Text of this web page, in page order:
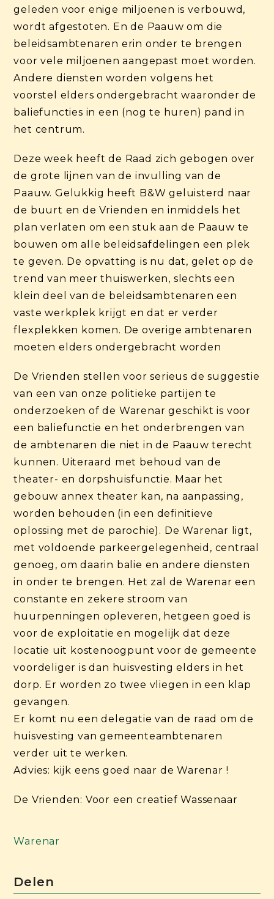
geleden voor enige miljoenen is verbouwd,
wordt afgestoten. En de Paauw om die
beleidsambtenaren erin onder te brengen
voor vele miljoenen aangepast moet worden.
Andere diensten worden volgens het
voorstel elders ondergebracht waaronder de
baliefuncties in een (nog te huren) pand in
het centrum.
Deze week heeft de Raad zich gebogen over
de grote lijnen van de invulling van de
Paauw. Gelukkig heeft B&W geluisterd naar
de buurt en de Vrienden en inmiddels het
plan verlaten om een stuk aan de Paauw te
bouwen om alle beleidsafdelingen een plek
te geven. De opvatting is nu dat, gelet op de
trend van meer thuiswerken, slechts een
klein deel van de beleidsambtenaren een
vaste werkplek krijgt en dat er verder
flexplekken komen. De overige ambtenaren
moeten elders ondergebracht worden
De Vrienden stellen voor serieus de suggestie
van een van onze politieke partijen te
onderzoeken of de Warenar geschikt is voor
een baliefunctie en het onderbrengen van
de ambtenaren die niet in de Paauw terecht
kunnen. Uiteraard met behoud van de
theater- en dorpshuisfunctie. Maar het
gebouw annex theater kan, na aanpassing,
worden behouden (in een definitieve
oplossing met de parochie). De Warenar ligt,
met voldoende parkeergelegenheid, centraal
genoeg, om daarin balie en andere diensten
in onder te brengen. Het zal de Warenar een
constante en zekere stroom van
huurpenningen opleveren, hetgeen goed is
voor de exploitatie en mogelijk dat deze
locatie uit kostenoogpunt voor de gemeente
voordeliger is dan huisvesting elders in het
dorp. Er worden zo twee vliegen in een klap
gevangen.
Er komt nu een delegatie van de raad om de
huisvesting van gemeenteambtenaren
verder uit te werken.
Advies: kijk eens goed naar de Warenar !
De Vrienden: Voor een creatief Wassenaar
Warenar
Delen